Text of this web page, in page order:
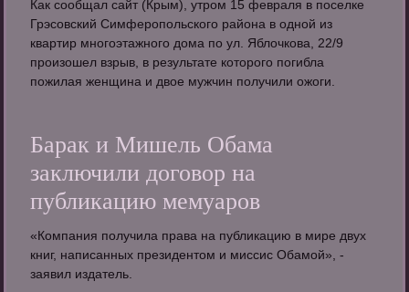
Как сообщал сайт (Крым), утром 15 февраля в поселке
Грэсовский Симферопольского района в одной из
квартир многоэтажного дома по ул. Яблочкова, 22/9
произошел взрыв, в результате которого погибла
пожилая женщина и двое мужчин получили ожоги.
Барак и Мишель Обама
заключили договор на
публикацию мемуаров
«Компания получила права на публикацию в мире двух
книг, написанных президентом и миссис Обамой», -
заявил издатель.